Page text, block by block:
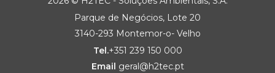
Parque de Negócios, Lote 20
3140-293 Montemor-o- Velho
Tel.+351 239 150 000
Email geral@h2tec.pt